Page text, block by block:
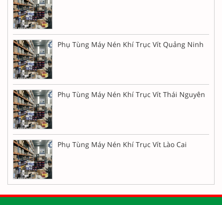
Phụ Tùng Máy Nén Khí Trục Vít Quảng Ninh
Phụ Tùng Máy Nén Khí Trục Vít Thái Nguyên
Phụ Tùng Máy Nén Khí Trục Vít Lào Cai